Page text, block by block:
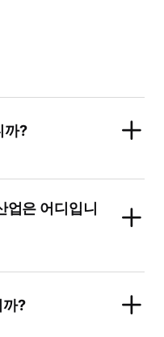
까?
은 어디입니
까?